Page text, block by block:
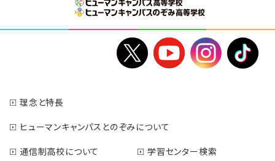
理念と特長
ヒューマンキャンパスとのぞみについて
通信制高校について
学習センター検索